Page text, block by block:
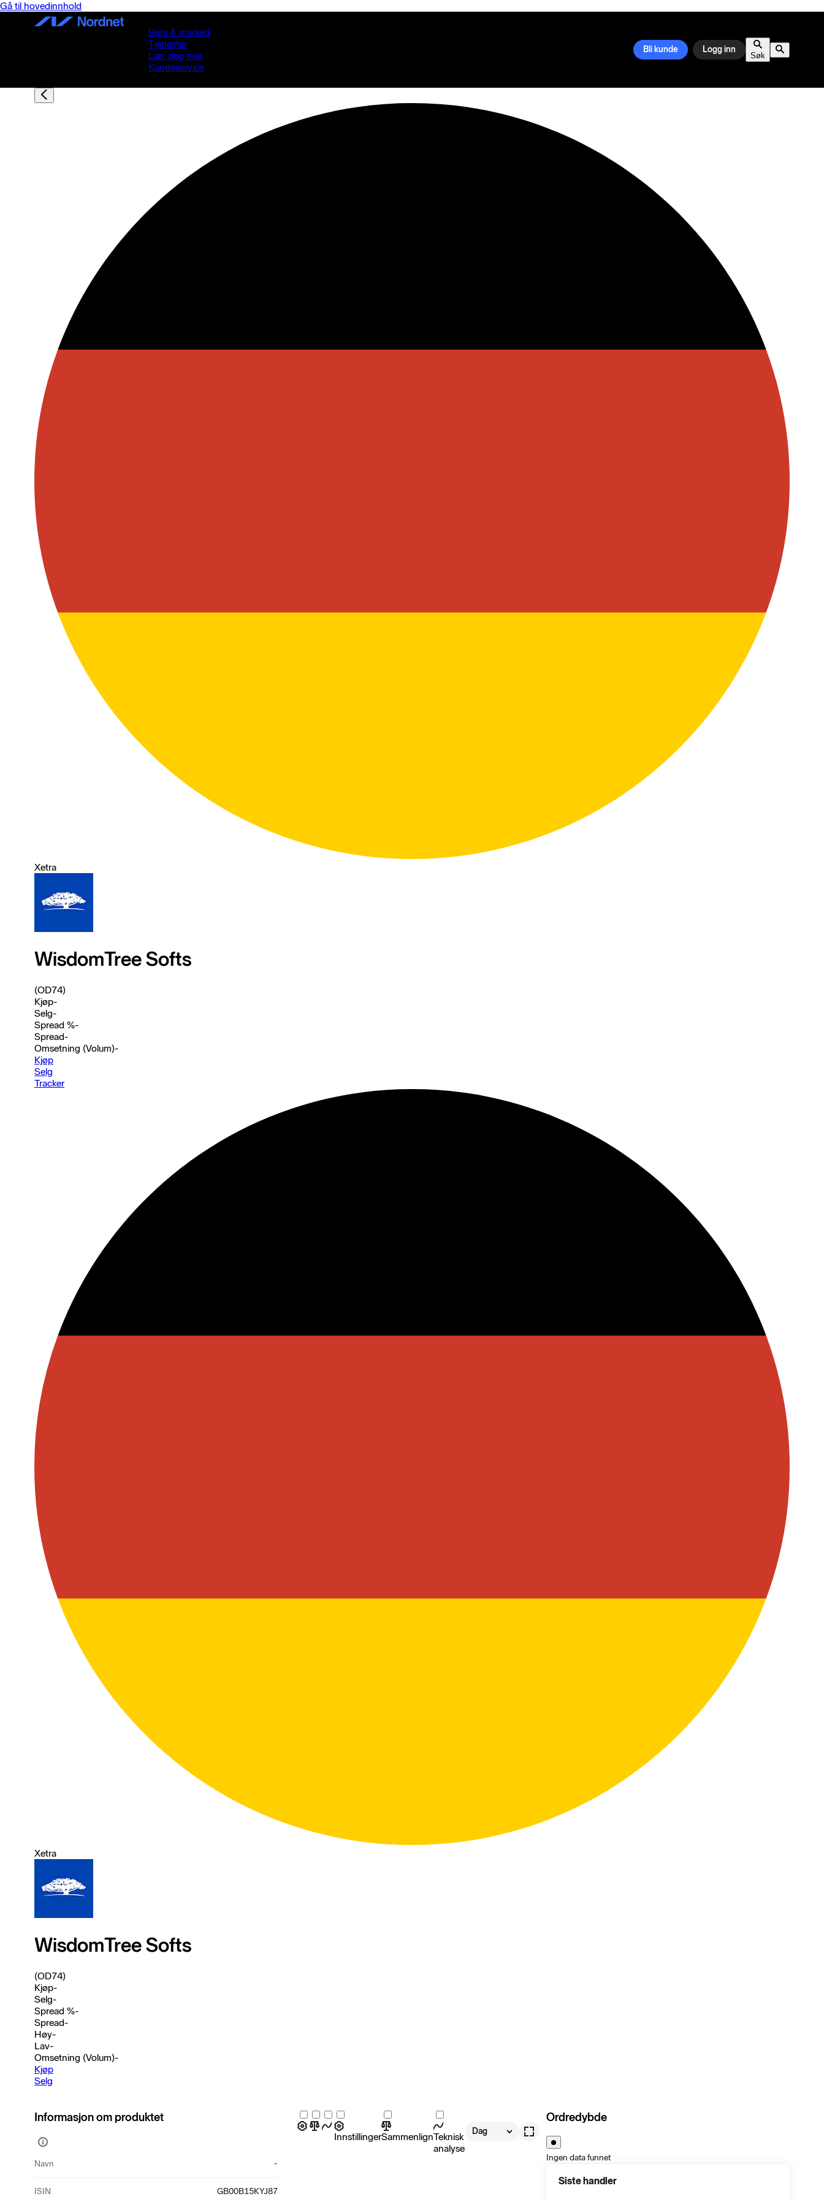
Gå til hovedinnhold
Børs & marked
Tjenester
Lær deg mer
Kundeservice
Bli kunde Logg inn
Søk
Xetra
WisdomTree Softs
(OD74)
Kjøp-
Selg-
Spread %-
Spread-
Omsetning (Volum)-
Kjøp
Selg
Tracker
Xetra
WisdomTree Softs
(OD74)
Kjøp-
Selg-
Spread %-
Spread-
Høy-
Lav-
Omsetning (Volum)-
Kjøp
Selg
Informasjon om produktet
Vis
informasjon
Navn -
ISIN GB00B15KYJ87
InnstillingerSammenlignTeknisk
analyse
Dag
Ordredybde
Ingen data funnet
Siste handler